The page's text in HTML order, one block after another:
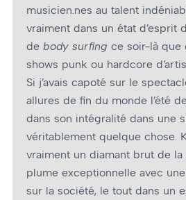
musicien.nes au talent
vraiment dans un état d’esprit
de body surfing ce soir-là que
shows punk ou hardcore
Si j’avais capoté sur le
allures de fin du monde l’été
dans son intégralité dans une
véritablement quelque chose.
vraiment un diamant brut de la
plume exceptionnelle avec
sur la société, le tout dans un